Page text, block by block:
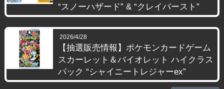
“スノーハザード” & “クレイバースト”
2026/4/28
【抽選販売情報】ポケモンカードゲーム
スカーレット＆バイオレット ハイクラス
パック “シャイニートレジャーex”